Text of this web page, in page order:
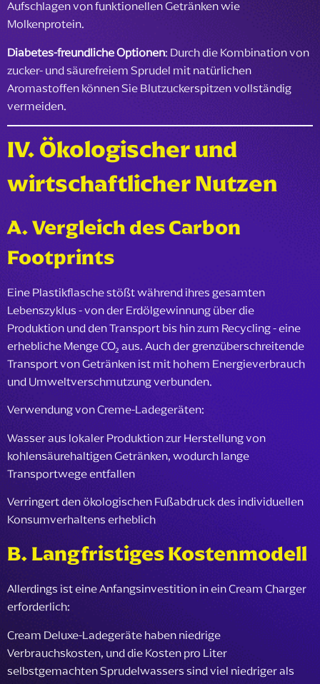
Aufschlagen von funktionellen Getränken wie
Molkenprotein.
Diabetes-freundliche Optionen: Durch die Kombination von
zucker- und säurefreiem Sprudel mit natürlichen
Aromastoffen können Sie Blutzuckerspitzen vollständig
vermeiden.
IV. Ökologischer und
wirtschaftlicher Nutzen
A. Vergleich des Carbon
Footprints
Eine Plastikflasche stößt während ihres gesamten
Lebenszyklus - von der Erdölgewinnung über die
Produktion und den Transport bis hin zum Recycling - eine
erhebliche Menge CO₂ aus. Auch der grenzüberschreitende
Transport von Getränken ist mit hohem Energieverbrauch
und Umweltverschmutzung verbunden.
Verwendung von Creme-Ladegeräten:
Wasser aus lokaler Produktion zur Herstellung von
kohlensäurehaltigen Getränken, wodurch lange
Transportwege entfallen
Verringert den ökologischen Fußabdruck des individuellen
Konsumverhaltens erheblich
B. Langfristiges Kostenmodell
Allerdings ist eine Anfangsinvestition in ein Cream Charger
erforderlich:
Cream Deluxe-Ladegeräte haben niedrige
Verbrauchskosten, und die Kosten pro Liter
selbstgemachten Sprudelwassers sind viel niedriger als